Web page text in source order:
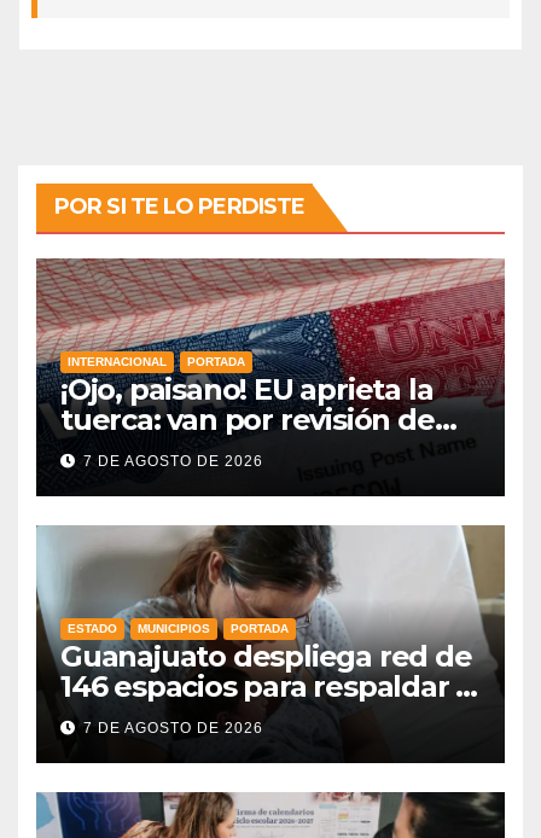
POR SI TE LO PERDISTE
INTERNACIONAL PORTADA
¡Ojo, paisano! EU aprieta la
tuerca: van por revisión de
redes sociales para más visas
y nuevas reglas en la frontera
7 DE AGOSTO DE 2026
ESTADO MUNICIPIOS PORTADA
Guanajuato despliega red de
146 espacios para respaldar la
lactancia materna
7 DE AGOSTO DE 2026